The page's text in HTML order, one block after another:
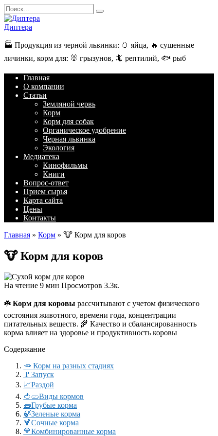
Перейти
к
содержанию
Search
for:
Диптера
🏭️ Продукция из черной львинки: 🥚 яйца, 🔥 сушенные
личинки, корм для: 🐰 грызунов, 🦎 рептилий, 🐟 рыб
Главная
О компании
Статьи
Земляной червь
Корм
Корм для собак
Органическое удобрение
Черная львинка
Экология
Медиатека
Кинофильмы
Книги
Вопрос-ответ
Прием сырья
Карта сайта
Цены
Контакты
Главная » Корм » 🐮 Корм для коров
🐮 Корм для коров
На чтение 9 мин Просмотров 3.3к.
☘️ Корм для коровы рассчитывают с учетом физического
состояния животного, времени года, концентрации
питательных веществ. 🌾 Качество и сбалансированность
корма влияет на здоровье и продуктивность коровы
Содержание
🥕 Корм на разных стадиях
🚩Запуск
📈Раздой
🍅🥒Виды кормов
🧱Грубые корма
🍃Зеленые корма
🍹Сочные корма
🍭Комбинированные корма